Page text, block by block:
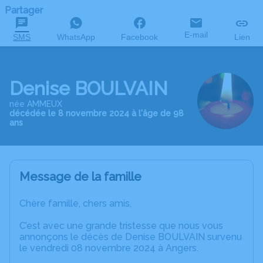
Partager
SMS WhatsApp Facebook E-mail Lien
Denise BOULVAIN
née AMMEUX
décédée le 8 novembre 2024 à l'âge de 98
ans
Message de la famille
Chère famille, chers amis,
C’est avec une grande tristesse que nous vous
annonçons le décès de Denise BOULVAIN survenu
le vendredi 08 novembre 2024 à Angers.